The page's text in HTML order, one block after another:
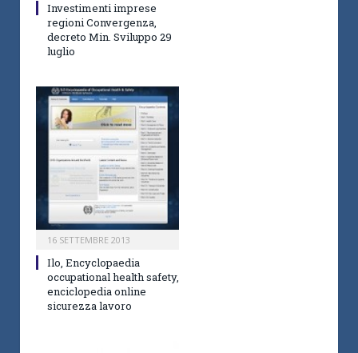
Investimenti imprese
regioni Convergenza,
decreto Min. Sviluppo 29
luglio
16 SETTEMBRE 2013
Ilo, Encyclopaedia
occupational health safety,
enciclopedia online
sicurezza lavoro